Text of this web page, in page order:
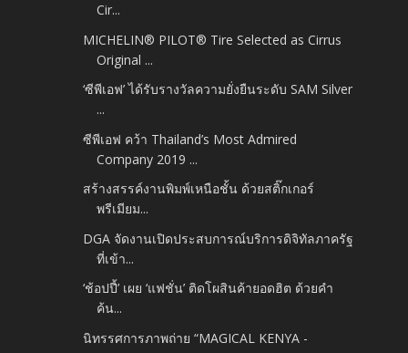
Cir...
MICHELIN® PILOT® Tire Selected as Cirrus
Original ...
‘ซีพีเอฟ’ ได้รับรางวัลความยั่งยืนระดับ SAM Silver
...
ซีพีเอฟ คว้า Thailand’s Most Admired
Company 2019 ...
สร้างสรรค์งานพิมพ์เหนือชั้น ด้วยสติ๊กเกอร์
พรีเมียม...
DGA จัดงานเปิดประสบการณ์บริการดิจิทัลภาครัฐ
ที่เข้า...
‘ช้อปปี้’ เผย ‘แฟชั่น’ ติดโผสินค้ายอดฮิต ด้วยคำ
ค้น...
นิทรรศการภาพถ่าย “MAGICAL KENYA -